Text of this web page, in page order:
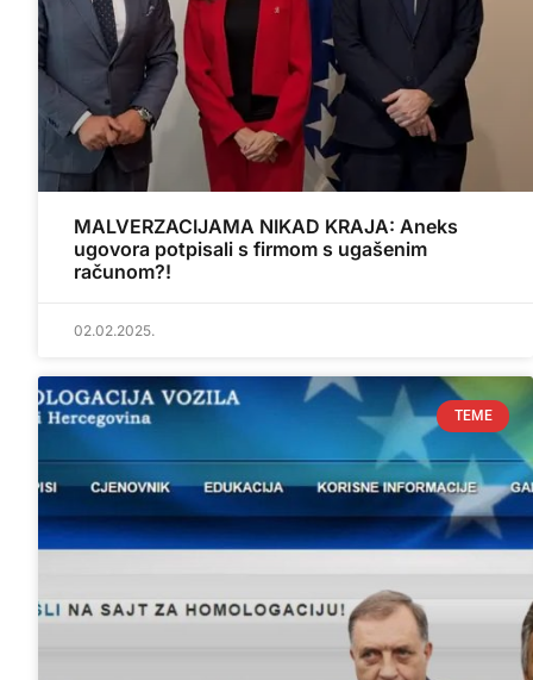
MALVERZACIJAMA NIKAD KRAJA: Aneks
ugovora potpisali s firmom s ugašenim
računom?!
02.02.2025.
TEME